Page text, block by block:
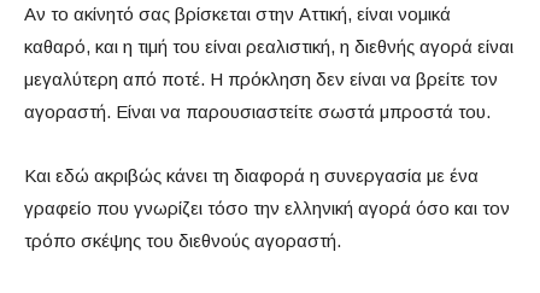
Αν το ακίνητό σας βρίσκεται στην Αττική, είναι νομικά
καθαρό, και η τιμή του είναι ρεαλιστική, η διεθνής αγορά είναι
μεγαλύτερη από ποτέ. Η πρόκληση δεν είναι να βρείτε τον
αγοραστή. Είναι να παρουσιαστείτε σωστά μπροστά του.
Και εδώ ακριβώς κάνει τη διαφορά η συνεργασία με ένα
γραφείο που γνωρίζει τόσο την ελληνική αγορά όσο και τον
τρόπο σκέψης του διεθνούς αγοραστή.